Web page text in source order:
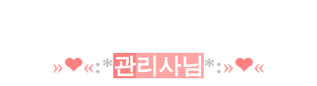
»❤︎«:*관리 사님 *:»❤︎«